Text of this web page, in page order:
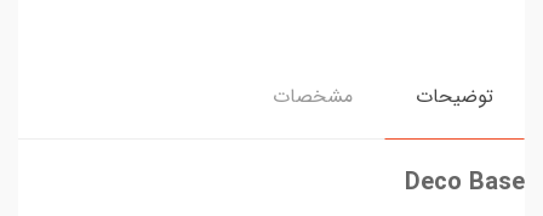
توضیحات مشخصات
Deco Base